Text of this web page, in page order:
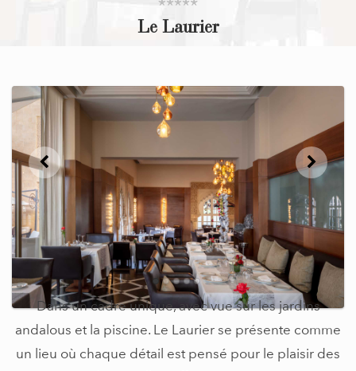
Le Laurier
Dans un cadre unique, avec vue sur les jardins
andalous et la piscine. Le Laurier se présente comme
un lieu où chaque détail est pensé pour le plaisir des